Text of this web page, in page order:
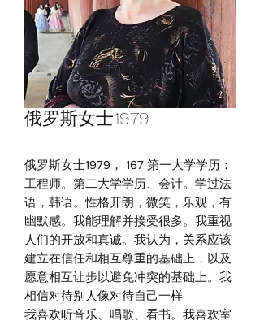
俄罗斯女士1979
俄罗斯女士1979， 167 第一大学学历：
工程师。第二大学学历、会计。学过法
语，韩语。性格开朗，微笑，乐观，有
幽默感。我能理解并接受很多。我重视
人们的开放和真诚。我认为，关系应该
建立在信任和相互尊重的基础上，以及
愿意相互让步以避免冲突的基础上。我
相信对待别人像对待自己一样
我喜欢听音乐、唱歌、看书。我喜欢室